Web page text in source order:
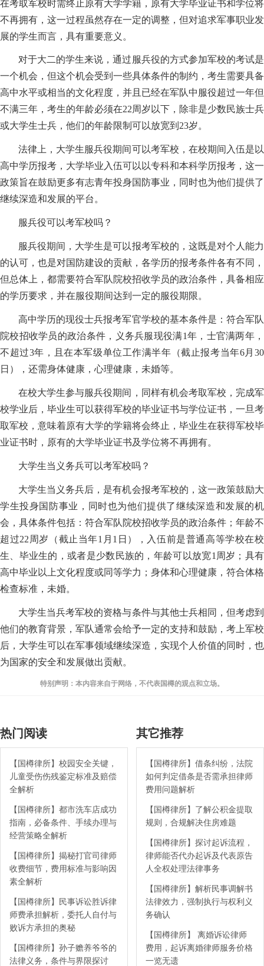
在考取军校时需终止原有大学学籍，原有大学毕业证书和学位将
不再拥有，这一过程虽然存在一定的调整，但对追求军事职业发
展的学生而言，具有重要意义。
对于大二的学生来说，通过服兵役的方式参加军校的考试是
一个机会，但这个机会受到一些具体条件的制约，考生需要具备
高中水平或相当的文化程度，并且已经在军队中服役超过一年但
不满三年，考生的年龄必须在22周岁以下，除非是少数民族士兵
或大学生士兵，他们的年龄限制可以放宽到23岁。
法律上，大学生服兵役期间可以考军校，在校期间入伍是以
高中学历报考，大学毕业入伍可以以专科和本科学历报考，这一
政策旨在鼓励更多有志青年投身国防事业，同时也为他们提供了
继续深造和发展的平台。
服兵役可以考军校吗？
服兵役期间，大学生是可以报考军校的，这既是对个人能力
的认可，也是对国防建设的贡献，各学历的报考条件各有不同，
但总体上，都需要符合军队院校招收学员的政治条件，具备相应
的学历要求，并在服役期间达到一定的服役期限。
高中学历的现役士兵报考军官学校的基本条件是：符合军队
院校招收学员的政治条件，义务兵服现役满1年，士官满两年，
不超过3年，且在本军级单位工作满半年（截止报考当年6月30
日），还需身体健康，心理健康，未婚等。
在校大学生参与服兵役期间，同样有机会考取军校，完成军
校学业后，毕业生可以获得军校的毕业证书与学位证书，一旦考
取军校，意味着原有大学的学籍将会终止，毕业生在获得军校毕
业证书时，原有的大学毕业证书及学位将不再拥有。
大学生当义务兵可以考军校吗？
大学生当义务兵后，是有机会报考军校的，这一政策鼓励大
学生投身国防事业，同时也为他们提供了继续深造和发展的机
会，具体条件包括：符合军队院校招收学员的政治条件；年龄不
超过22周岁（截止当年1月1日），入伍前是普通高等学校在校
生、毕业生的，或者是少数民族的，年龄可以放宽1周岁；具有
高中毕业以上文化程度或同等学力；身体和心理健康，符合体格
检查标准，未婚。
大学生当兵考军校的资格与条件与其他士兵相同，但考虑到
他们的教育背景，军队通常会给予一定的支持和鼓励，考上军校
后，大学生可以在军事领域继续深造，实现个人价值的同时，也
为国家的安全和发展做出贡献。
特别声明：本内容来自于网络，不代表国樽的观点和立场。
热门阅读
【国樽律所】校园安全关键，
儿童受伤伤残鉴定标准及赔偿
全解析
【国樽律所】都市洗车店成功
指南，必备条件、手续办理与
经营策略全解析
【国樽律所】揭秘打官司律师
收费细节，费用标准与影响因
素全解析
【国樽律所】民事诉讼胜诉律
师费承担解析，委托人自付与
败诉方承担的奥秘
【国樽律所】孙子赡养爷爷的
法律义务，条件与界限探讨
其它推荐
【国樽律所】借条纠纷，法院
如何判定借条是否需承担律师
费用问题解析
【国樽律所】了解公积金提取
规则，合规解决住房难题
【国樽律所】探讨起诉流程，
律师能否代办起诉及代表原告
人全权处理法律事务
【国樽律所】解析民事调解书
法律效力，强制执行与权利义
务确认
【国樽律所】 离婚诉讼律师
费用，起诉离婚律师服务价格
一览无遗